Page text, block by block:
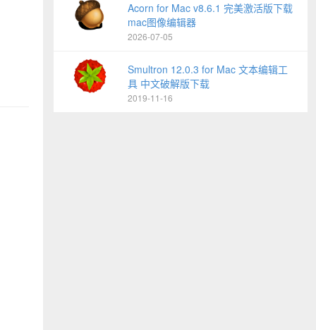
Acorn for Mac v8.6.1 完美激活版下载
mac图像编辑器
2026-07-05
Smultron 12.0.3 for Mac 文本编辑工
具 中文破解版下载
2019-11-16